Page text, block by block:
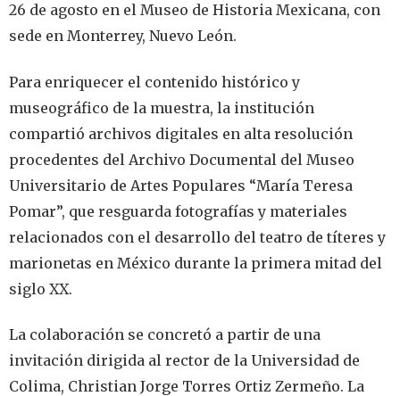
26 de agosto en el Museo de Historia Mexicana, con
sede en Monterrey, Nuevo León.
Para enriquecer el contenido histórico y
museográfico de la muestra, la institución
compartió archivos digitales en alta resolución
procedentes del Archivo Documental del Museo
Universitario de Artes Populares “María Teresa
Pomar”, que resguarda fotografías y materiales
relacionados con el desarrollo del teatro de títeres y
marionetas en México durante la primera mitad del
siglo XX.
La colaboración se concretó a partir de una
invitación dirigida al rector de la Universidad de
Colima, Christian Jorge Torres Ortiz Zermeño. La